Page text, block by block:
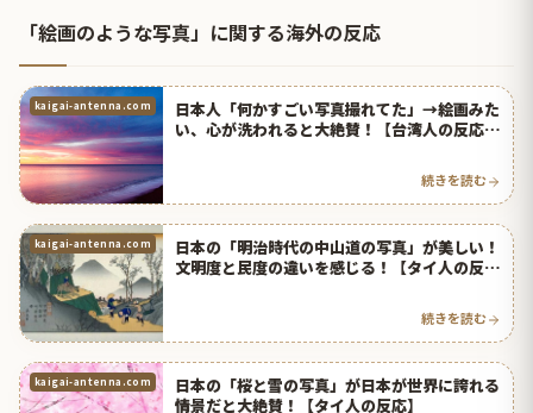
「絵画のような写真」に関する海外の反応
kaigai-antenna.com
日本人「何かすごい写真撮れてた」→絵画みた
い、心が洗われると大絶賛！【台湾人の反応】
続きを読む
kaigai-antenna.com
日本の「明治時代の中山道の写真」が美しい！
文明度と民度の違いを感じる！【タイ人の反
続きを読む
kaigai-antenna.com
日本の「桜と雪の写真」が日本が世界に誇れる
情景だと大絶賛！【タイ人の反応】